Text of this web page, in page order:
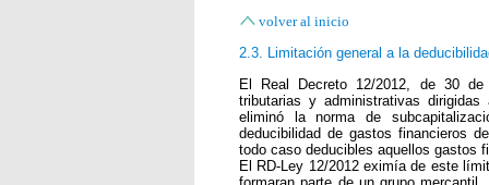
volver al inicio
2.3. Limitación general a la
El Real Decreto 12/2012, de 30
tributarias y administrativas
eliminó la norma de
deducibilidad de gastos financieros
todo caso deducibles aquellos gastos
El RD-Ley 12/2012 eximía de este